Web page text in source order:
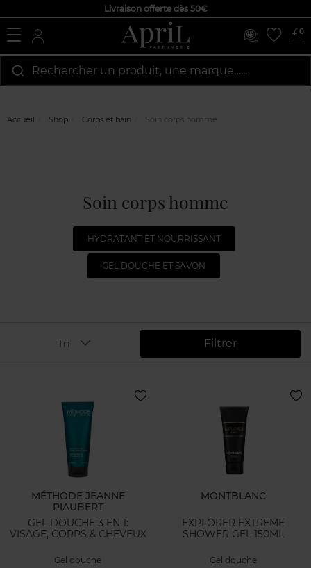
Livraison offerte dès 50€
0
Rechercher un produit, une marque…...
Accueil Shop Corps et bain Soin corps homme
Soin corps homme
HYDRATANT ET NOURRISSANT
GEL DOUCHE ET SAVON
Filtrer
Tri
MÉTHODE JEANNE
PIAUBERT
GEL DOUCHE 3 EN 1:
VISAGE, CORPS & CHEVEUX
Gel douche
MONTBLANC
EXPLORER EXTREME
SHOWER GEL 150ML
Gel douche